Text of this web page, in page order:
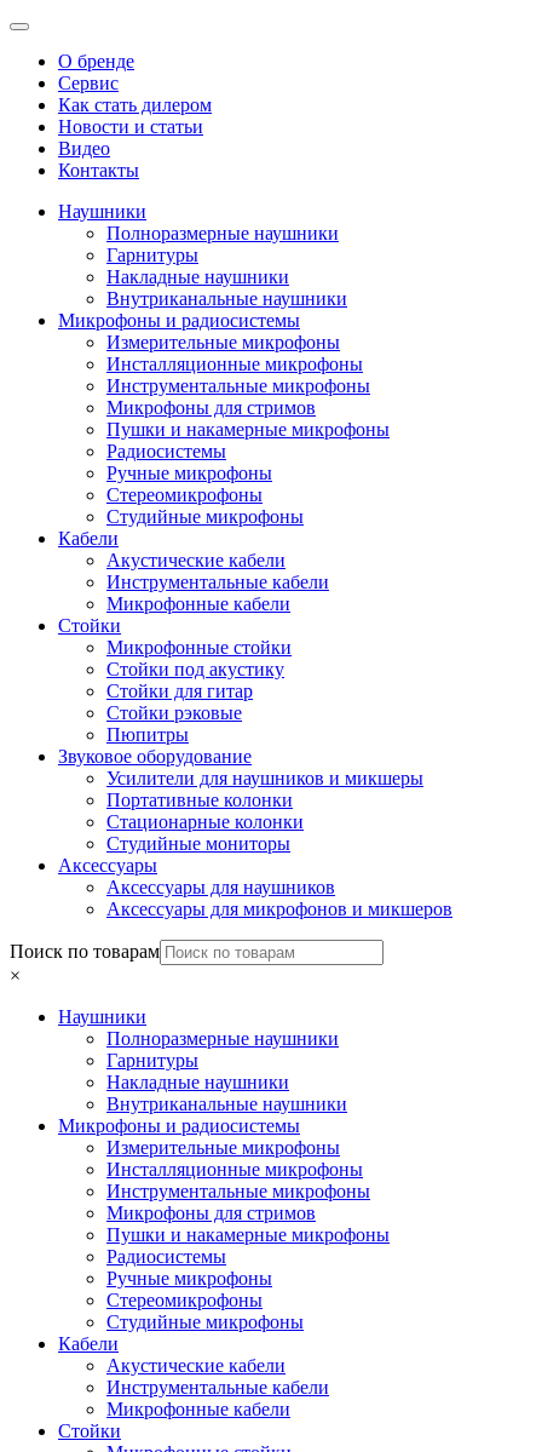
О бренде
Сервис
Как стать дилером
Новости и статьи
Видео
Контакты
Наушники
Полноразмерные наушники
Гарнитуры
Накладные наушники
Внутриканальные наушники
Микрофоны и радиосистемы
Измерительные микрофоны
Инсталляционные микрофоны
Инструментальные микрофоны
Микрофоны для стримов
Пушки и накамерные микрофоны
Радиосистемы
Ручные микрофоны
Стереомикрофоны
Студийные микрофоны
Кабели
Акустические кабели
Инструментальные кабели
Микрофонные кабели
Стойки
Микрофонные стойки
Стойки под акустику
Стойки для гитар
Стойки рэковые
Пюпитры
Звуковое оборудование
Усилители для наушников и микшеры
Портативные колонки
Стационарные колонки
Студийные мониторы
Аксессуары
Аксессуары для наушников
Аксессуары для микрофонов и микшеров
Поиск по товарам
×
Наушники
Полноразмерные наушники
Гарнитуры
Накладные наушники
Внутриканальные наушники
Микрофоны и радиосистемы
Измерительные микрофоны
Инсталляционные микрофоны
Инструментальные микрофоны
Микрофоны для стримов
Пушки и накамерные микрофоны
Радиосистемы
Ручные микрофоны
Стереомикрофоны
Студийные микрофоны
Кабели
Акустические кабели
Инструментальные кабели
Микрофонные кабели
Стойки